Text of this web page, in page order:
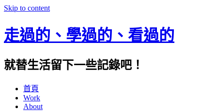
Skip to content
走過的、學過的、看過的
就替生活留下一些記錄吧！
首頁
Work
About